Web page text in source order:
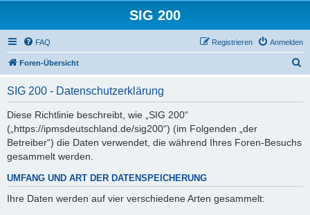
SIG 200
FAQ Anmelden
Registrieren
Foren-Übersicht
SIG 200 - Datenschutzerklärung
Diese Richtlinie beschreibt, wie „SIG 200“
(„https://ipmsdeutschland.de/sig200“) (im Folgenden „der
Betreiber“) die Daten verwendet, die während Ihres Foren-Besuchs
gesammelt werden.
UMFANG UND ART DER DATENSPEICHERUNG
Ihre Daten werden auf vier verschiedene Arten gesammelt: